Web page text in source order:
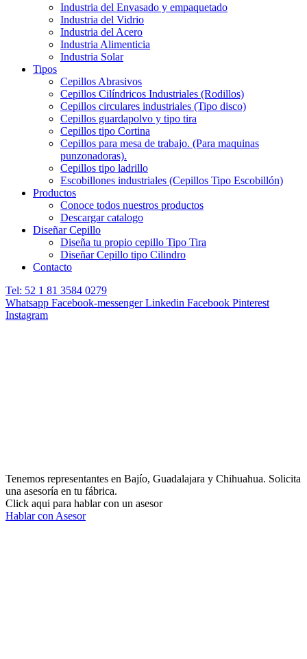
Industria del Envasado y empaquetado
Industria del Vidrio
Industria del Acero
Industria Alimenticia
Industria Solar
Tipos
Cepillos Abrasivos
Cepillos Cilíndricos Industriales (Rodillos)
Cepillos circulares industriales (Tipo disco)
Cepillos guardapolvo y tipo tira
Cepillos tipo Cortina
Cepillos para mesa de trabajo. (Para maquinas
punzonadoras).
Cepillos tipo ladrillo
Escobillones industriales (Cepillos Tipo Escobillón)
Productos
Conoce todos nuestros productos
Descargar catalogo
Diseñar Cepillo
Diseña tu propio cepillo Tipo Tira
Diseñar Cepillo tipo Cilindro
Contacto
Tel: 52 1 81 3584 0279
Whatsapp Facebook-messenger Linkedin Facebook Pinterest
Instagram
Tenemos representantes en Bajío, Guadalajara y Chihuahua. Solicita
una asesoría en tu fábrica.
Click aqui para hablar con un asesor
Hablar con Asesor